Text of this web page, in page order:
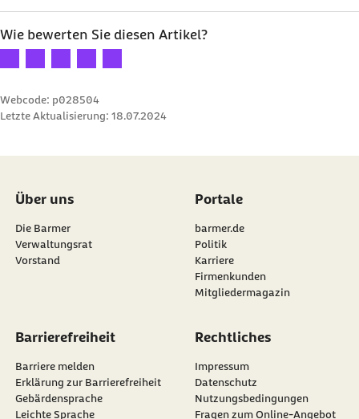
Wie bewerten Sie diesen Artikel?
Ihre Bewertung: 1 Stern
Ihre Bewertung: 2 Sterne
Ihre Bewertung: 3 Sterne
Ihre Bewertung: 4 Sterne
Ihre Bewertung: 5 Sterne
Webcode: p028504
Letzte Aktualisierung: 18.07.2024
Über uns
Die Barmer
Verwaltungsrat
Vorstand
Portale
barmer.de
Politik
Karriere
Firmenkunden
Mitgliedermagazin
Barrierefreiheit
Barriere melden
Erklärung zur Barrierefreiheit
Gebärdensprache
Leichte Sprache
Rechtliches
Impressum
Datenschutz
Nutzungsbedingungen
Fragen zum Online-Angebot